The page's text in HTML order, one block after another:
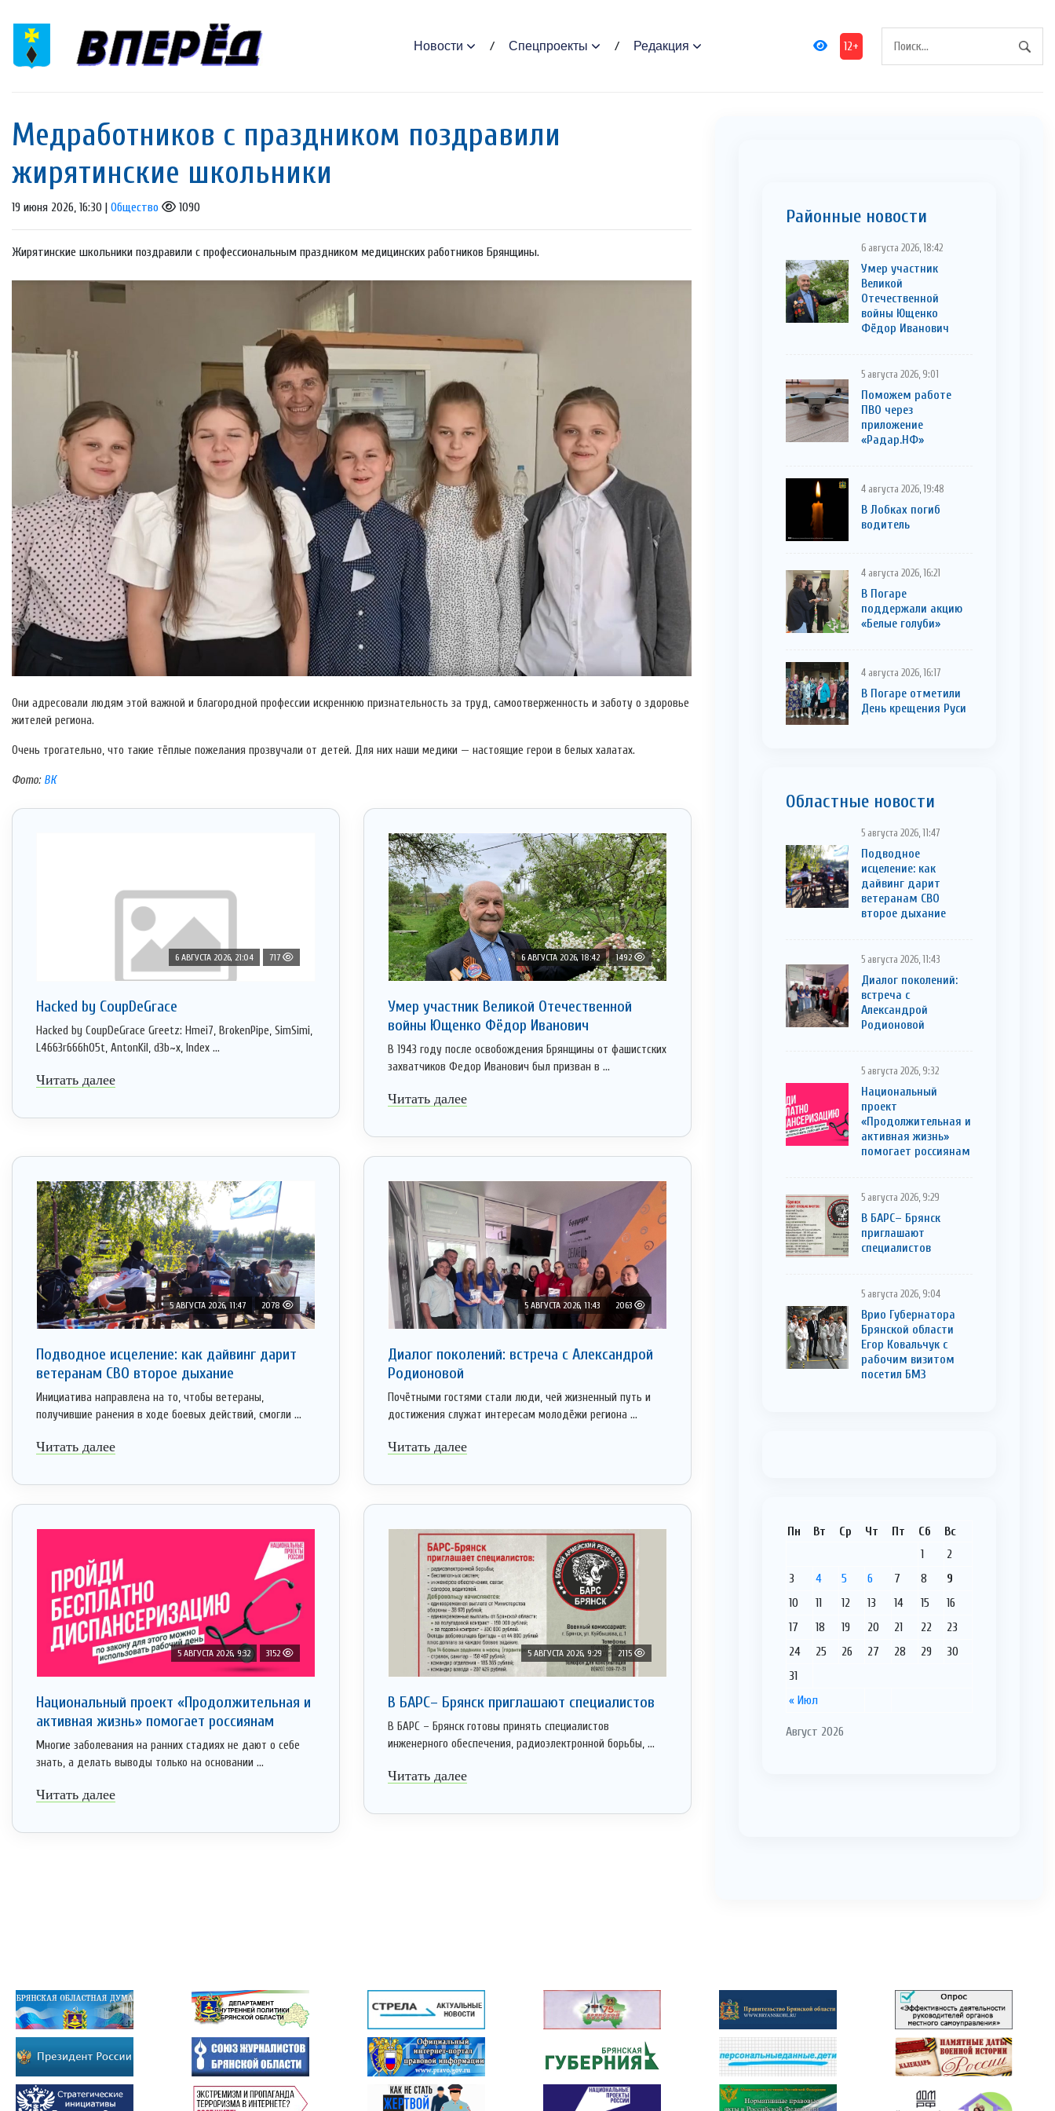
Новости Спецпроекты Редакция 12+
Медработников с праздником поздравили
жирятинские школьники
19 июня 2026, 16:30 | Общество 1090
Жирятинские школьники поздравили с профессиональным праздником медицинских работников Брянщины.
Они адресовали людям этой важной и благородной профессии искреннюю признательность за труд, самоотверженность и заботу о здоровье
жителей региона.
Очень трогательно, что такие тёплые пожелания прозвучали от детей. Для них наши медики — настоящие герои в белых халатах.
Фото: ВК
6 АВГУСТА 2026, 21:04 717
Hacked by CoupDeGrace
Hacked by CoupDeGrace Greetz: Hmei7, BrokenPipe, SimSimi,
L4663r666h05t, AntonKil, d3b~x, Index ...
Читать далее
6 АВГУСТА 2026, 18:42 1492
Умер участник Великой Отечественной
войны Ющенко Фёдор Иванович
В 1943 году после освобождения Брянщины от фашистских
захватчиков Федор Иванович был призван в ...
Читать далее
5 АВГУСТА 2026, 11:47 2078
Подводное исцеление: как дайвинг дарит
ветеранам СВО второе дыхание
Инициатива направлена на то, чтобы ветераны,
получившие ранения в ходе боевых действий, смогли ...
Читать далее
5 АВГУСТА 2026, 11:43 2063
Диалог поколений: встреча с Александрой
Родионовой
Почётными гостями стали люди, чей жизненный путь и
достижения служат интересам молодёжи региона ...
Читать далее
5 АВГУСТА 2026, 9:32 3152
Национальный проект «Продолжительная и
активная жизнь» помогает россиянам
Многие заболевания на ранних стадиях не дают о себе
знать, а делать выводы только на основании ...
Читать далее
5 АВГУСТА 2026, 9:29 2115
В БАРС– Брянcк приглaшают cпециaлистoв
В БАРС – Брянск готовы принять специалистов
инженерного обеспечения, радиоэлектронной борьбы, ...
Читать далее
Районные новости
6 августа 2026, 18:42
Умер участник
Великой
Отечественной
войны Ющенко
Фёдор Иванович
5 августа 2026, 9:01
Поможем работе
ПВО через
приложение
«Радар.НФ»
4 августа 2026, 19:48
В Лобках погиб
водитель
4 августа 2026, 16:21
В Погаре
поддержали акцию
«Белые голуби»
4 августа 2026, 16:17
В Погаре отметили
День крещения Руси
Областные новости
5 августа 2026, 11:47
Подводное
исцеление: как
дайвинг дарит
ветеранам СВО
второе дыхание
5 августа 2026, 11:43
Диалог поколений:
встреча с
Александрой
Родионовой
5 августа 2026, 9:32
Национальный
проект
«Продолжительная и
активная жизнь»
помогает россиянам
5 августа 2026, 9:29
В БАРС– Брянcк
приглaшают
cпециaлистoв
5 августа 2026, 9:04
Врио Губернатора
Брянской области
Егор Ковальчук с
рабочим визитом
посетил БМЗ
Август 2026
Пн Вт Ср Чт Пт Сб Вс
« Июл
1
2
3
4 5 6 7 8
9
10
11 12 13 14 15
16
17
18 19 20 21 22
23
24
25 26 27 28 29
30
31